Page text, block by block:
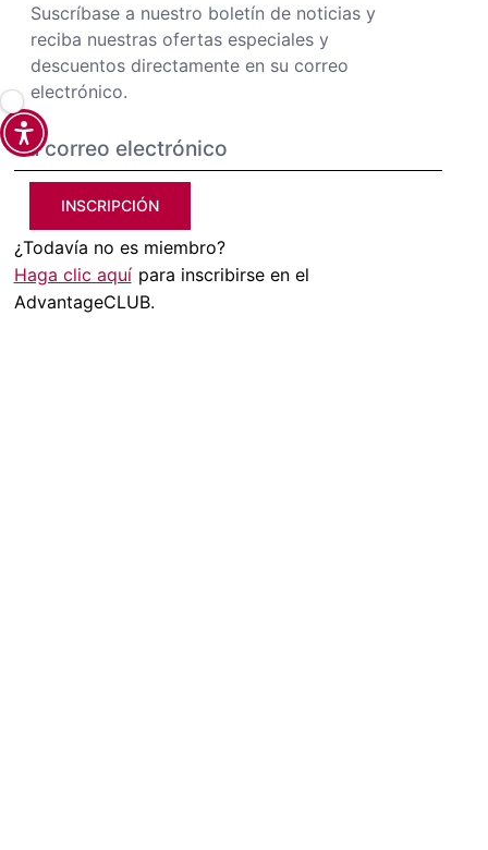
Suscríbase a nuestro boletín de noticias y
reciba nuestras ofertas especiales y
descuentos directamente en su correo
electrónico.
INSCRIPCIÓN
¿Todavía no es miembro?
Haga clic aquí para inscribirse en el
AdvantageCLUB.